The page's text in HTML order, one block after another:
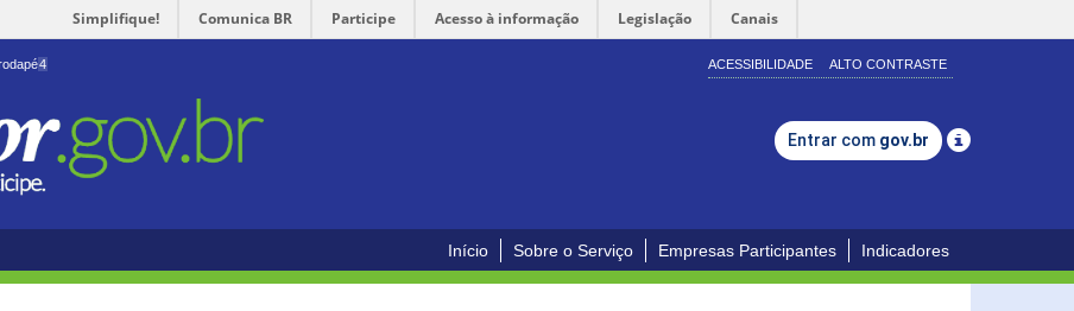
Simplifique! Comunica BR Participe Acesso à informação Legislação Canais
4 ACESSIBILIDADE ALTO CONTRASTE
Entrar com gov.br
Início Sobre o Serviço Empresas Participantes Indicadores